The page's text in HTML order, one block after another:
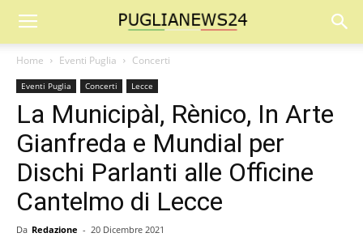
Home Eventi Puglia Concerti
Eventi Puglia Concerti Lecce
La Municipàl, Rènico, In Arte
Gianfreda e Mundial per
Dischi Parlanti alle Officine
Cantelmo di Lecce
Da Redazione - 20 Dicembre 2021